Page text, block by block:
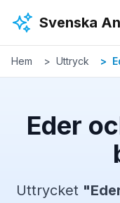
Svenska
Hem Uttryck
Eder
Uttrycket "